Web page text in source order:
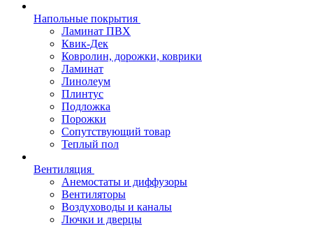
Напольные покрытия
Ламинат ПВХ
Квик-Дек
Ковролин, дорожки, коврики
Ламинат
Линолеум
Плинтус
Подложка
Порожки
Сопутствующий товар
Теплый пол
Вентиляция
Анемостаты и диффузоры
Вентиляторы
Воздуховоды и каналы
Лючки и дверцы